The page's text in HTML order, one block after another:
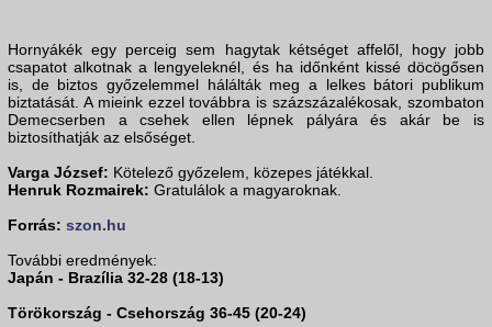
Hornyákék egy perceig sem hagytak kétséget affelől, hogy jobb
csapatot alkotnak a lengyeleknél, és ha időnként kissé döcögősen
is, de biztos győzelemmel hálálták meg a lelkes bátori publikum
biztatását. A mieink ezzel továbbra is százszázalékosak, szombaton
Demecserben a csehek ellen lépnek pályára és akár be is
biztosíthatják az elsőséget.
Varga József: Kötelező győzelem, közepes játékkal.
Henruk Rozmairek: Gratulálok a magyaroknak.
Forrás: szon.hu
További eredmények:
Japán - Brazília 32-28 (18-13)
Törökország - Csehország 36-45 (20-24)